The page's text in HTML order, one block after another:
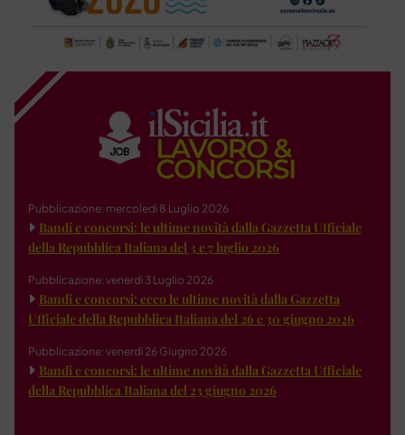
Pubblicazione: mercoledì 8 Luglio 2026
Bandi e concorsi: le ultime novità dalla Gazzetta Ufficiale
della Repubblica Italiana del 3 e 7 luglio 2026
Pubblicazione: venerdì 3 Luglio 2026
Bandi e concorsi: ecco le ultime novità dalla Gazzetta
Ufficiale della Repubblica Italiana del 26 e 30 giugno 2026
Pubblicazione: venerdì 26 Giugno 2026
Bandi e concorsi: le ultime novità dalla Gazzetta Ufficiale
della Repubblica Italiana del 23 giugno 2026